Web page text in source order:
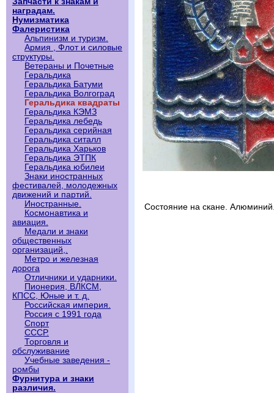
наградам.
Нумизматика
Фалеристика
Альпинизм и туризм.
Армия , Флот и силовые
структуры.
Ветераны и Почетные
Геральдика
Геральдика Батуми
Геральдика Волгоград
Геральдика квадраты
Геральдика КЭМЗ
Геральдика лебедь
Геральдика серийная
Геральдика ситалл
Геральдика Харьков
Геральдика ЭТПК
Геральдика юбилеи
Знаки иностранных
фестивалей, молодежных
движений и партий.
Иностранные.
Космонавтика и
авиация.
Медали и знаки
общественных
организаций,.
Метро и железная
дорога
Отличники и ударники.
Пионерия, ВЛКСМ,
КПСС, Юные и т. д.
Российская империя.
Россия с 1991 года
Спорт
СССР.
Торговля и
обслуживание
Учебные заведения -
ромбы
Фурнитура и знаки
различия.
Состояние на скане.